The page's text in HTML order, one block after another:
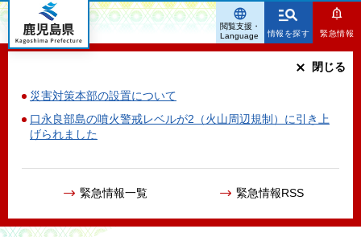
鹿児島県
情報を探す 緊急情報
災害対策本部の設置について
口永良部島の噴火警戒レベルが2（火山周辺規制）に引き上
げられました
緊急情報一覧 緊急情報RSS
閉じる
閲覧支援・
Language